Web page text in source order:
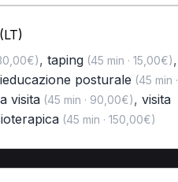
, taping(45 min · 15,00€),
posturale (45 min ·
visita(45 min · 90,00€), visita
(45 min · 150,00€)